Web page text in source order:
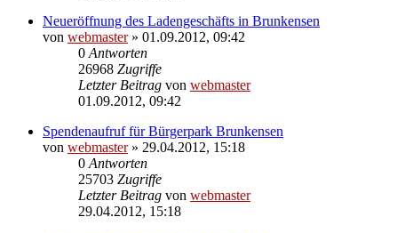
Neueröffnung des Ladengeschäfts in Brunkensen
von webmaster» 01.09.2012, 09:42
0 Antworten
26968 Zugriffe
Letzter Beitrag von webmaster
01.09.2012, 09:42
Spendenaufruf für Bürgerpark Brunkensen
von webmaster» 29.04.2012, 15:18
0 Antworten
25703 Zugriffe
Letzter Beitrag von webmaster
29.04.2012, 15:18